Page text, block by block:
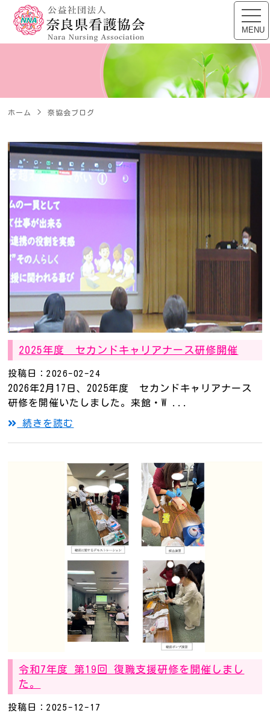
公益社団法人 奈良県看
MENU
ホーム 奈協会ブログ
2025年度 セカンドキャリアナース研修開催
投稿日：2026-02-24
2026年2月17日、2025年度 セカンドキャリアナース
研修を開催いたしました。来館・W ...
続きを読む
令和7年度 第19回 復職支援研修を開催しまし
た。
投稿日：2025-12-17